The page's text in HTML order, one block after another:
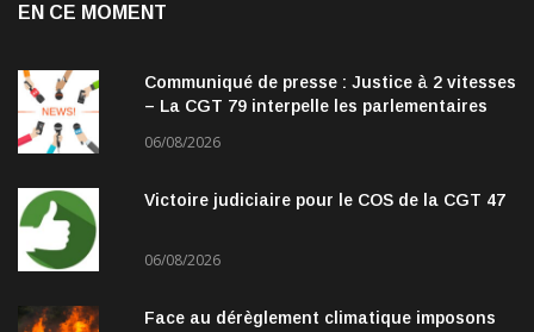
EN CE MOMENT
Communiqué de presse : Justice à 2 vitesses
– La CGT 79 interpelle les parlementaires
06/08/2026
Victoire judiciaire pour le COS de la CGT 47
06/08/2026
Face au dérèglement climatique imposons